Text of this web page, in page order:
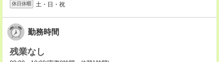
休日休暇 土・日・祝
勤務時間
残業なし